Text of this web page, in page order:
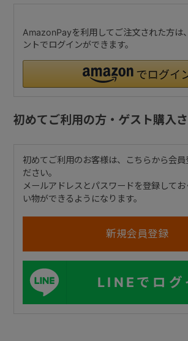
AmazonPayを利用してご注文された方は
ントでログインができます。
初めてご利用の方・ゲスト購入
初めてご利用のお客様は、こちらから会員
ださい。
メールアドレスとパスワードを登録して
い物ができるようになります。
LINEでログ